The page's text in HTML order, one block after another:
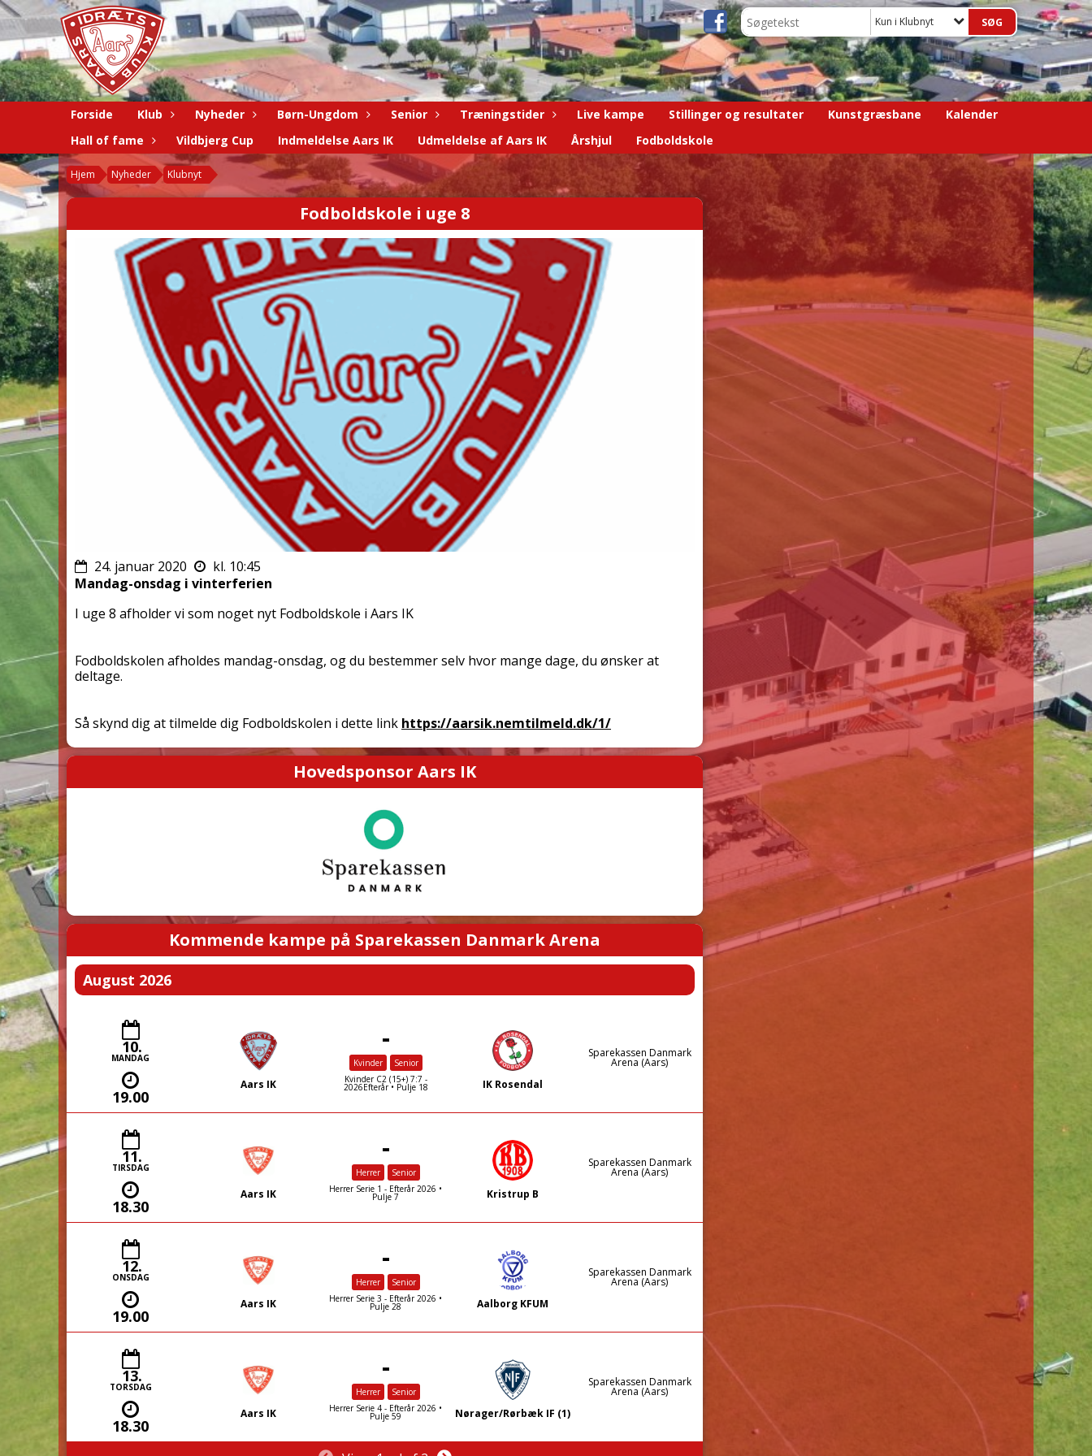
Kun i Klubnyt
Forside Klub Nyheder Børn-Ungdom Senior Træningstider Live kampe Stillinger og resultater Kunstgræsbane
Kalender
Hall of fame
Vildbjerg Cup Indmeldelse Aars IK Udmeldelse af Aars IK Årshjul Fodboldskole
Hjem Nyheder Klubnyt
Fodboldskole i uge 8
24. januar 2020
kl. 10:45
Mandag-onsdag i vinterferien
I uge 8 afholder vi som noget nyt Fodboldskole i Aars IK
Fodboldskolen afholdes mandag-onsdag, og du bestemmer selv hvor mange dage, du ønsker at
deltage.
Så skynd dig at tilmelde dig Fodboldskolen i dette link https://aarsik.nemtilmeld.dk/1/
Hovedsponsor Aars IK
Kommende kampe på Sparekassen Danmark Arena
August 2026
10.
MANDAG
19.00
Aars IK
-
Kvinder
Senior
Kvinder C2 (15+) 7:7 -
2026Efterår • Pulje 18 IK Rosendal
Sparekassen Danmark
Arena (Aars)
11.
TIRSDAG
18.30
Aars IK
-
Herrer
Senior
Herrer Serie 1 - Efterår 2026 •
Pulje 7 Kristrup B
Sparekassen Danmark
Arena (Aars)
12.
ONSDAG
19.00
Aars IK
-
Herrer
Senior
Herrer Serie 3 - Efterår 2026 •
Pulje 28 Aalborg KFUM
Sparekassen Danmark
Arena (Aars)
13.
TORSDAG
18.30
Aars IK
-
Herrer
Senior
Herrer Serie 4 - Efterår 2026 •
Pulje 59 Nørager/Rørbæk IF (1)
Sparekassen Danmark
Arena (Aars)